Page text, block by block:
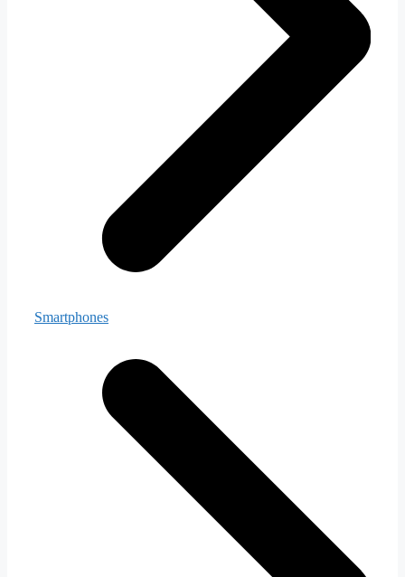
Smartphones